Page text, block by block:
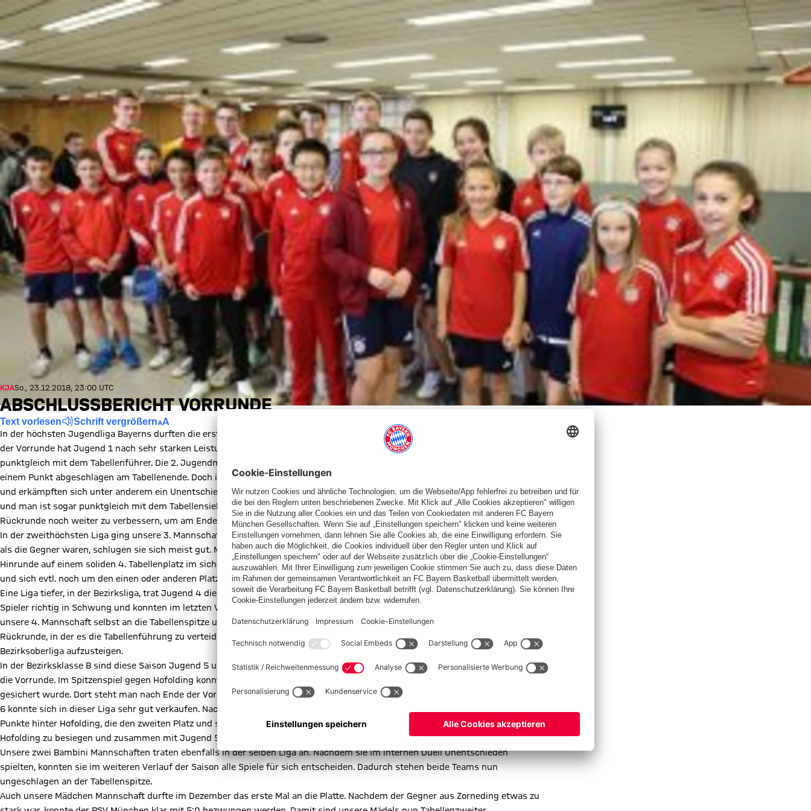
KJASo., 23.12.2018, 23:00 UTC
ABSCHLUSSBERICHT VORRUNDE
Text vorlesen Schrift vergrößern
In der höchsten Jugendliga Bayerns durften die erste und zweite Mannschaft diese Saison ihr Glück versuchen. Nach Abschluss
der Vorrunde hat Jugend 1 nach sehr starken Leistungen einen verdienten 2. Tabellenplatz erreicht und ist dabei sogar noch
punktgleich mit dem Tabellenführer. Die 2. Jugendmannschaft hatte es deutlich schwerer. Nach fünf Spielen stand man mit nur
einem Punkt abgeschlagen am Tabellenende. Doch in den letzten drei Spielen konnten unsere Jungs noch einen Gang zulegen
und erkämpften sich unter anderem ein Unentschieden beim Tabellenführer. Somit konnte die „rote Laterne“ abgegeben werden
und man ist sogar punktgleich mit dem Tabellensiebten. Durch fleißiges Training versuchen sich unsere Jungs in der
Rückrunde noch weiter zu verbessern, um am Ende hoffentlich einen sicheren Klassenerhalt verbuchen zu können.
In der zweithöchsten Liga ging unsere 3. Mannschaft dieses Jahr an den Start. Obwohl unsere Jungs meist um einiges jünger
als die Gegner waren, schlugen sie sich meist gut. Mit 2 Siegen und einem Unentschieden steht man nach Abschluss der
Hinrunde auf einem soliden 4. Tabellenplatz im sicheren Mittelfeld. In der Rückrunde gilt es nun konsequent weiterzumachen
und sich evtl. noch um den einen oder anderen Platz zu verbessern.
Eine Liga tiefer, in der Bezirksliga, trat Jugend 4 diese Saison an. Nach einem Sieg und einer Niederlage zu Beginn, kamen unsere
Spieler richtig in Schwung und konnten im letzten Vorrundenspiel sogar noch den Tabellenführer bezwingen. Damit setzte sich
unsere 4. Mannschaft selbst an die Tabellenspitze und ist Hindrundenmeister. Somit heißt es nun volle Konzentration auf die
Rückrunde, in der es die Tabellenführung zu verteidigen gilt, um den Traum der Meisterschaft zu verwirklichen und somit in die
Bezirksoberliga aufzusteigen.
In der Bezirksklasse B sind diese Saison Jugend 5 und Jugend 6 unterwegs. Die 5. Mannschaft ging dabei als klarer Favorit in
die Vorrunde. Im Spitzenspiel gegen Hofolding konnte dann ein 8:6 Heimsieg verzeichnet werden, wodurch die Tabellenführung
gesichert wurde. Dort steht man nach Ende der Vorrunde mit 16 Punkten ohne einen einzigen Punktverlust. Doch auch Jugend
6 konnte sich in dieser Liga sehr gut verkaufen. Nach der Hinrunde steht man mit 12 Punkten auf dem 3. Tabellenplatz nur 2
Punkte hinter Hofolding, die den zweiten Platz und somit noch einen Aufstiegsplatz besetzen. In der Rückrunde ist es also Ziel
Hofolding zu besiegen und zusammen mit Jugend 5 in die Bezirksklasse A aufzusteigen.
Unsere zwei Bambini Mannschaften traten ebenfalls in der selben Liga an. Nachdem sie im internen Duell Unentschieden
spielten, konnten sie im weiteren Verlauf der Saison alle Spiele für sich entscheiden. Dadurch stehen beide Teams nun
ungeschlagen an der Tabellenspitze.
Auch unsere Mädchen Mannschaft durfte im Dezember das erste Mal an die Platte. Nachdem der Gegner aus Zorneding etwas zu